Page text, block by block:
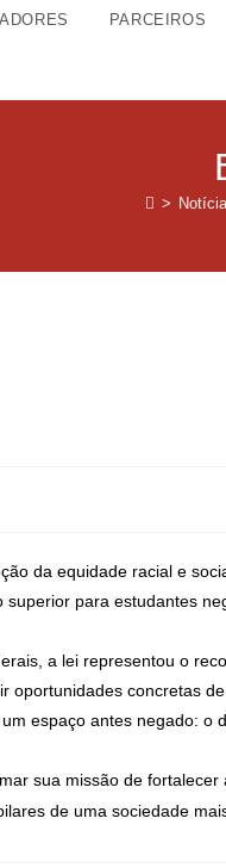
PARCEIROS
>
da equidade racial e
para estudantes
a lei representou o
concretas de
espaço antes negado: o
sua missão de
de uma sociedade